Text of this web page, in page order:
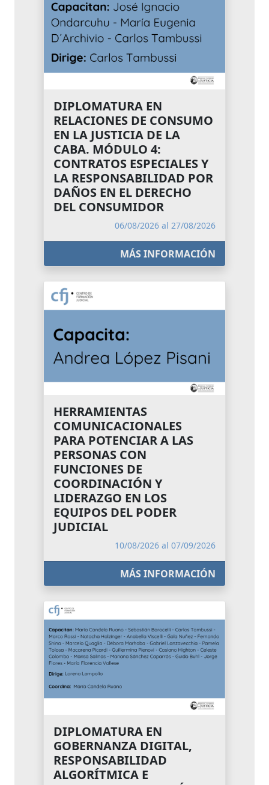
DIPLOMATURA EN
RELACIONES DE CONSUMO
EN LA JUSTICIA DE LA
CABA. MÓDULO 4:
CONTRATOS ESPECIALES Y
LA RESPONSABILIDAD POR
DAÑOS EN EL DERECHO
DEL CONSUMIDOR
06/08/2026 al 27/08/2026
MÁS INFORMACIÓN
HERRAMIENTAS
COMUNICACIONALES
PARA POTENCIAR A LAS
PERSONAS CON
FUNCIONES DE
COORDINACIÓN Y
LIDERAZGO EN LOS
EQUIPOS DEL PODER
JUDICIAL
10/08/2026 al 07/09/2026
MÁS INFORMACIÓN
DIPLOMATURA EN
GOBERNANZA DIGITAL,
RESPONSABILIDAD
ALGORÍTMICA E